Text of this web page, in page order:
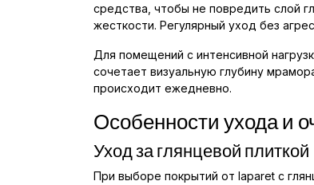
средства, чтобы не повредить слой
жесткости. Регулярный уход без
Для помещений с интенсивной
сочетает визуальную глубину
происходит ежедневно.
Особенности ухода и
Уход за глянцевой плиткой
При выборе покрытий от laparet с